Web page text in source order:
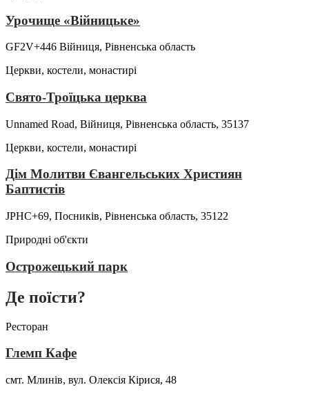
Урочище «Війницьке»
GF2V+446 Війниця, Рівненська область
Церкви, костели, монастирі
Свято-Троїцька церква
Unnamed Road, Війниця, Рівненська область, 35137
Церкви, костели, монастирі
Дім Молитви Євангельських Християн
Баптистів
JPHC+69, Посників, Рівненська область, 35122
Природні об'єкти
Острожецький парк
Де поїсти?
Ресторан
Глемп Кафе
смт. Млинів, вул. Олексія Кірися, 48